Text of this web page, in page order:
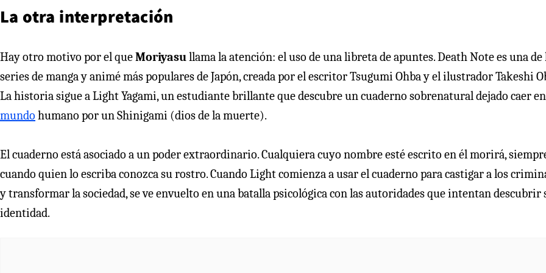
La otra interpretación
Hay otro motivo por el queMoriyasullama la atención: el uso de una libreta de apuntes. Death Note es una de
series de manga y animé más populares de Japón, creada por el escritor Tsugumi Ohba y el ilustrador Takeshi
La historia sigue a Light Yagami, un estudiante brillante que descubre un cuaderno sobrenatural dejado caer
mundo humano por un Shinigami (dios de la muerte).
El cuaderno está asociado a un poder extraordinario. Cualquiera cuyo nombre esté escrito en él morirá,
cuando quien lo escriba conozca su rostro. Cuando Light comienza a usar el cuaderno para castigar a los
y transformar la sociedad, se ve envuelto en una batalla psicológica con las autoridades que intentan descubrir
identidad.